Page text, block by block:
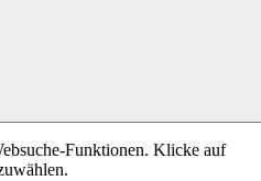
Funktionen. Klicke auf